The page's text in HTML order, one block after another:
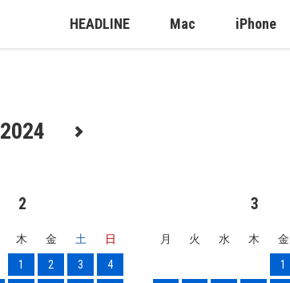
HEADLINE Mac iPhone
2024
2
木 金 土
日
1
2 3
4
3
月 火 水 木 金
1